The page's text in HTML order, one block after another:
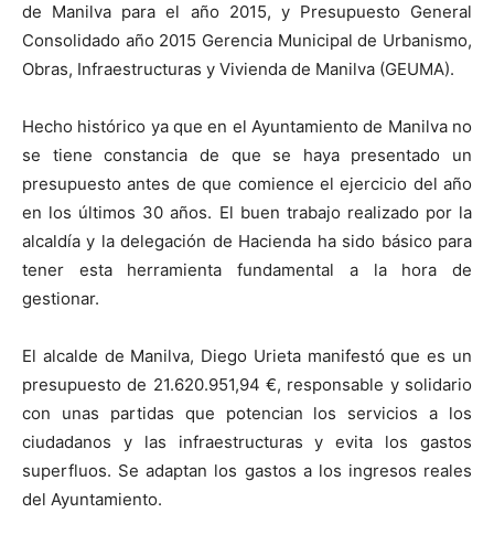
de Manilva para el año 2015, y Presupuesto General
Consolidado año 2015 Gerencia Municipal de Urbanismo,
Obras, Infraestructuras y Vivienda de Manilva (GEUMA).
Hecho histórico ya que en el Ayuntamiento de Manilva no
se tiene constancia de que se haya presentado un
presupuesto antes de que comience el ejercicio del año
en los últimos 30 años. El buen trabajo realizado por la
alcaldía y la delegación de Hacienda ha sido básico para
tener esta herramienta fundamental a la hora de
gestionar.
El alcalde de Manilva, Diego Urieta manifestó que es un
presupuesto de 21.620.951,94 €, responsable y solidario
con unas partidas que potencian los servicios a los
ciudadanos y las infraestructuras y evita los gastos
superfluos. Se adaptan los gastos a los ingresos reales
del Ayuntamiento.